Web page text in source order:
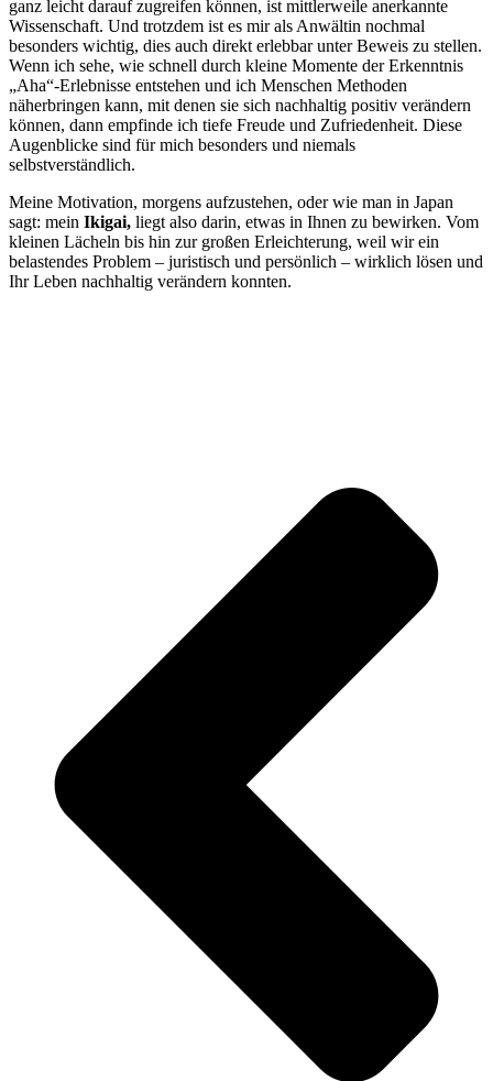
ganz leicht darauf zugreifen können, ist mittlerweile anerkannte
Wissenschaft. Und trotzdem ist es mir als Anwältin nochmal
besonders wichtig, dies auch direkt erlebbar unter Beweis zu stellen.
Wenn ich sehe, wie schnell durch kleine Momente der Erkenntnis
„Aha“-Erlebnisse entstehen und ich Menschen Methoden
näherbringen kann, mit denen sie sich nachhaltig positiv verändern
können, dann empfinde ich tiefe Freude und Zufriedenheit. Diese
Augenblicke sind für mich besonders und niemals
selbstverständlich.
Meine Motivation, morgens aufzustehen, oder wie man in Japan
sagt: mein Ikigai, liegt also darin, etwas in Ihnen zu bewirken. Vom
kleinen Lächeln bis hin zur großen Erleichterung, weil wir ein
belastendes Problem – juristisch und persönlich – wirklich lösen und
Ihr Leben nachhaltig verändern konnten.